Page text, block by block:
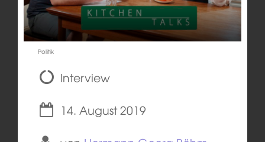
Politik
Interview
14. August 2019